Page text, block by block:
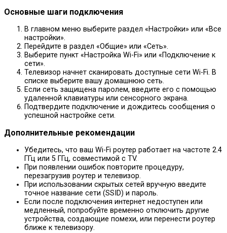
Основные шаги подключения
В главном меню выберите раздел «Настройки» или «Все
настройки».
Перейдите в раздел «Общие» или «Сеть».
Выберите пункт «Настройка Wi-Fi» или «Подключение к
сети».
Телевизор начнет сканировать доступные сети Wi-Fi. В
списке выберите вашу домашнюю сеть.
Если сеть защищена паролем, введите его с помощью
удаленной клавиатуры или сенсорного экрана.
Подтвердите подключение и дождитесь сообщения о
успешной настройке сети.
Дополнительные рекомендации
Убедитесь, что ваш Wi-Fi роутер работает на частоте 2.4
ГГц или 5 ГГц, совместимой с TV.
При появлении ошибок повторите процедуру,
перезагрузив роутер и телевизор.
При использовании скрытых сетей вручную введите
точное название сети (SSID) и пароль.
Если после подключения интернет недоступен или
медленный, попробуйте временно отключить другие
устройства, создающие помехи, или перенести роутер
ближе к телевизору.